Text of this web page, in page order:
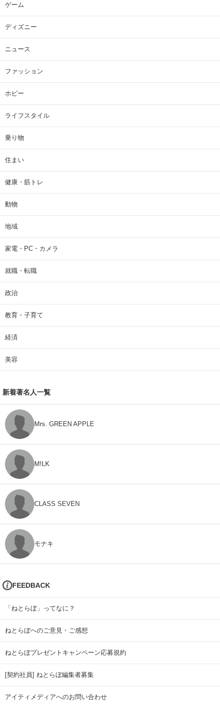
ゲーム
ディズニー
ニュース
ファッション
ホビー
ライフスタイル
乗り物
住まい
健康・筋トレ
動物
地域
家電・PC・カメラ
就職・転職
政治
教育・子育て
経済
美容
新着著名人一覧
Mrs. GREEN APPLE
M!LK
CLASS SEVEN
モナキ
FEEDBACK
「ねとらぼ」ってなに？
ねとらぼへのご意見・ご感想
ねとらぼプレゼントキャンペーン応募規約
[契約社員] ねとらぼ編集者募集
アイティメディアへのお問い合わせ